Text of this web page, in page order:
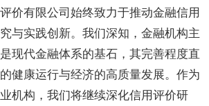
价有限公司始终致力于推动金融信用
与实践创新。我们深知，金融机构主
现代金融体系的基石，其完善程度直
健康运行与经济的高质量发展。作为
机构，我们将继续深化信用评价研